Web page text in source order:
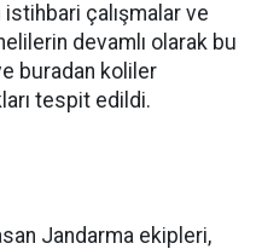
istihbari çalışmalar ve
devamlı olarak bu
buradan koliler
tespit edildi.
Jandarma ekipleri,